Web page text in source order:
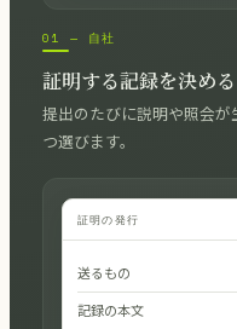
01 — 自社
証明する記録を決める
提出のたびに説明や照会
つ選びます。
証明の発行
送るもの
記録の本文